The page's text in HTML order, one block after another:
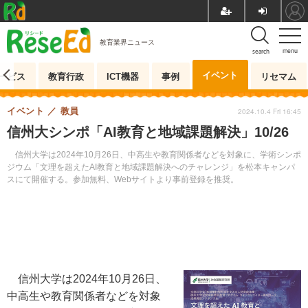
menu
search
教育業界ニュース
ビス 教育行政 ICT機器 事例 イベント リセマム
信州大シンポ「AI教育と地域課題解決」10/26
信州大学は2024年10月26日、中高生や教育関係者などを対象に、学術シンポ
ジウム「文理を超えたAI教育と地域課題解決へのチャレンジ」を松本キャンパ
スにて開催する。参加無料、Webサイトより事前登録を推奨。
イベント 教員 2024.10.4 Fri 16:45
信州大学は2024年10月26日、
中高生や教育関係者などを対象